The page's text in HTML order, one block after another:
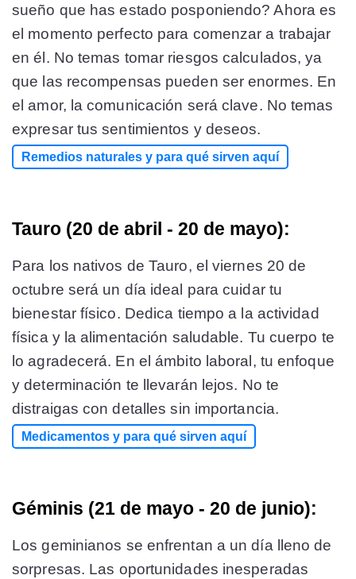
sueño que has estado posponiendo? Ahora es
el momento perfecto para comenzar a trabajar
en él. No temas tomar riesgos calculados, ya
que las recompensas pueden ser enormes. En
el amor, la comunicación será clave. No temas
expresar tus sentimientos y deseos.
Remedios naturales y para qué sirven aquí
Tauro (20 de abril - 20 de mayo):
Para los nativos de Tauro, el viernes 20 de
octubre será un día ideal para cuidar tu
bienestar físico. Dedica tiempo a la actividad
física y la alimentación saludable. Tu cuerpo te
lo agradecerá. En el ámbito laboral, tu enfoque
y determinación te llevarán lejos. No te
distraigas con detalles sin importancia.
Medicamentos y para qué sirven aquí
Géminis (21 de mayo - 20 de junio):
Los geminianos se enfrentan a un día lleno de
sorpresas. Las oportunidades inesperadas